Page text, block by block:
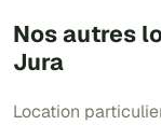
Nos autres
Jura
Location